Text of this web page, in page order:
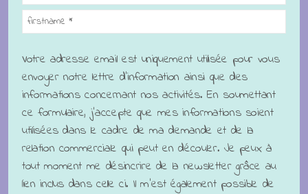
Votre adresse email est uniquement utilisée pour vous
envoyer notre lettre d'information ainsi que des
informations concernant nos activités. En soumettant
ce formulaire, j'accepte que mes informations soient
utilisées dans le cadre de ma demande et de la
relation commerciale qui peut en découler. Je peux à
tout moment me désincrire de la newsletter grâce au
lien inclus dans celle ci. Il m'est également possible de